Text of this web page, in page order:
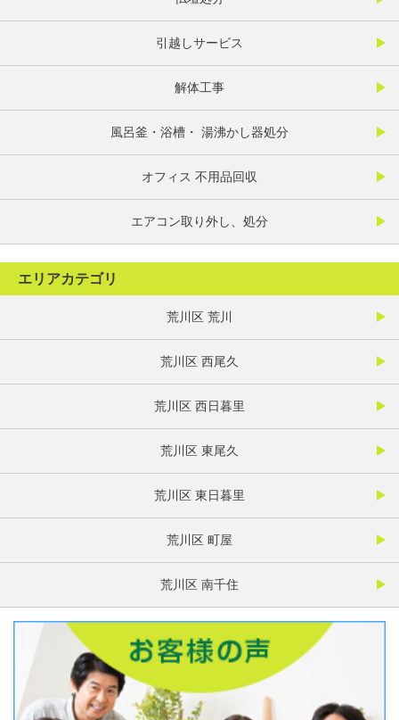
引越しサービス
解体工事
風呂釜・浴槽・ 湯沸かし器処分
オフィス 不用品回収
エアコン取り外し、処分
エリアカテゴリ
荒川区 荒川
荒川区 西尾久
荒川区 西日暮里
荒川区 東尾久
荒川区 東日暮里
荒川区 町屋
荒川区 南千住